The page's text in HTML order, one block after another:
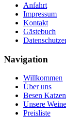
Anfahrt
Impressum
Kontakt
Gästebuch
Navigation
Willkommen
Über uns
Besen
Unsere Weine
Preisliste